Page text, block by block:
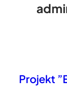
Projekt